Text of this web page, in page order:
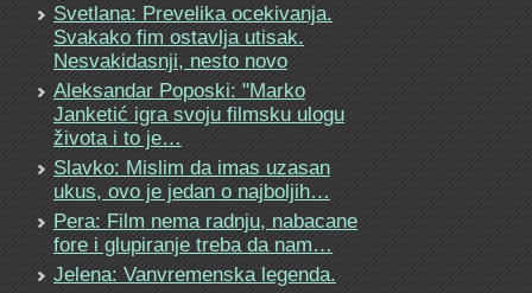
Svetlana: Prevelika ocekivanja.
Svakako fim ostavlja utisak.
Nesvakidasnji, nesto novo
Aleksandar Poposki: "Marko
Janketić igra svoju filmsku ulogu
života i to je…
Slavko: Mislim da imas uzasan
ukus, ovo je jedan o najboljih…
Pera: Film nema radnju, nabacane
fore i glupiranje treba da nam…
Jelena: Vanvremenska legenda.